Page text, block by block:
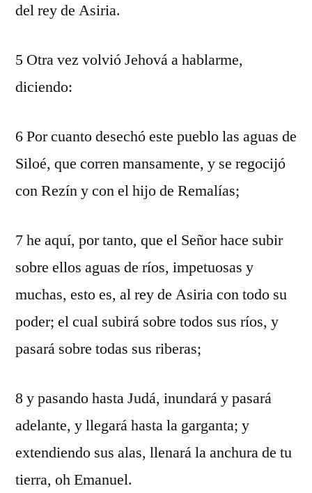
del rey de Asiria.
5 Otra vez volvió Jehová a hablarme,
diciendo:
6 Por cuanto desechó este pueblo las aguas de
Siloé, que corren mansamente, y se regocijó
con Rezín y con el hijo de Remalías;
7 he aquí, por tanto, que el Señor hace subir
sobre ellos aguas de ríos, impetuosas y
muchas, esto es, al rey de Asiria con todo su
poder; el cual subirá sobre todos sus ríos, y
pasará sobre todas sus riberas;
8 y pasando hasta Judá, inundará y pasará
adelante, y llegará hasta la garganta; y
extendiendo sus alas, llenará la anchura de tu
tierra, oh Emanuel.